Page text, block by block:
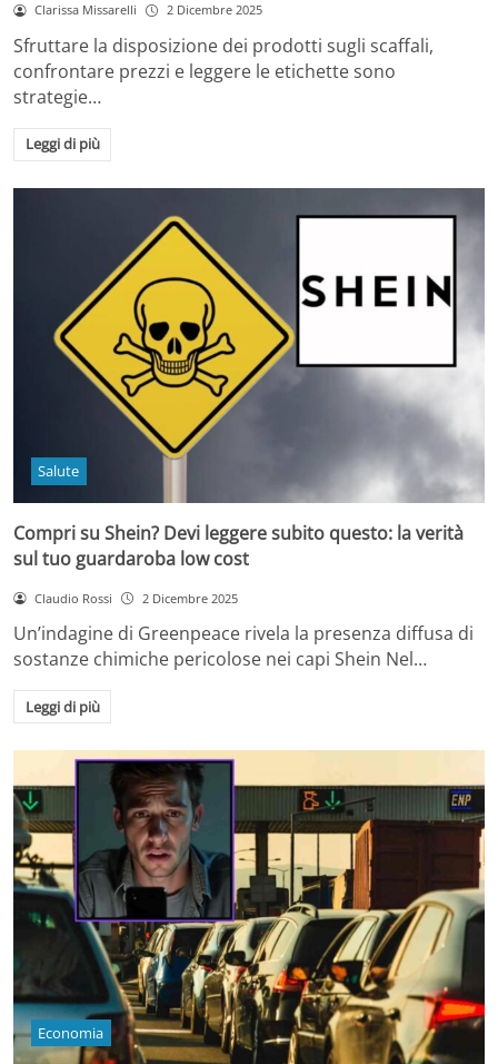
Clarissa Missarelli 2 Dicembre 2025
Sfruttare la disposizione dei prodotti sugli scaffali,
confrontare prezzi e leggere le etichette sono
strategie…
Leggi di più
Salute
Compri su Shein? Devi leggere subito questo: la verità
sul tuo guardaroba low cost
Claudio Rossi 2 Dicembre 2025
Un’indagine di Greenpeace rivela la presenza diffusa di
sostanze chimiche pericolose nei capi Shein Nel…
Leggi di più
Economia